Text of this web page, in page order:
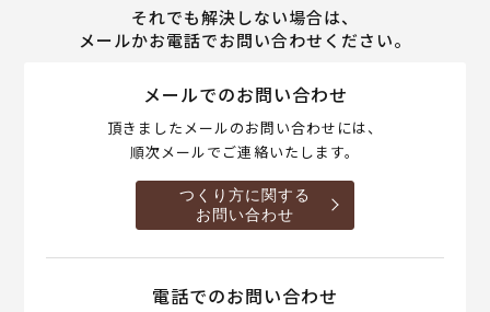
それでも解決しない場合は、
メールかお電話でお問い合わせください。
メールでのお問い合わせ
頂きましたメールのお問い合わせには、
順次メールでご連絡いたします。
つくり方に関する
お問い合わせ
電話でのお問い合わせ